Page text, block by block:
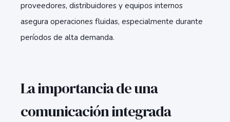
proveedores, distribuidores y equipos internos
asegura operaciones fluidas, especialmente durante
períodos de alta demanda.
La importancia de una
comunicación integrada